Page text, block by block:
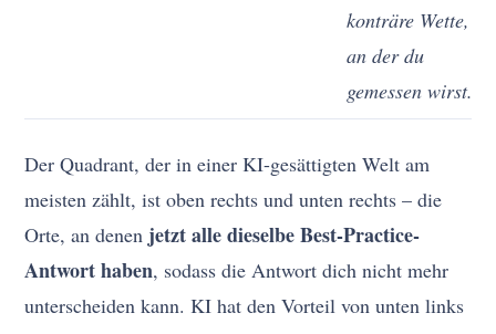
konträre Wette,
an der du
gemessen wirst.)
Der Quadrant, der in einer KI-gesättigten Welt am
meisten zählt, ist oben rechts und unten rechts – die
Orte, an denen jetzt alle dieselbe Best-Practice-
Antwort haben, sodass die Antwort dich nicht mehr
unterscheiden kann. KI hat den Vorteil von unten links